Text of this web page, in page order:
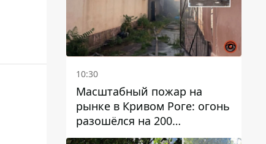
10:30
Масштабный пожар на
рынке в Кривом Роге: огонь
разошёлся на 200
квадратных метров